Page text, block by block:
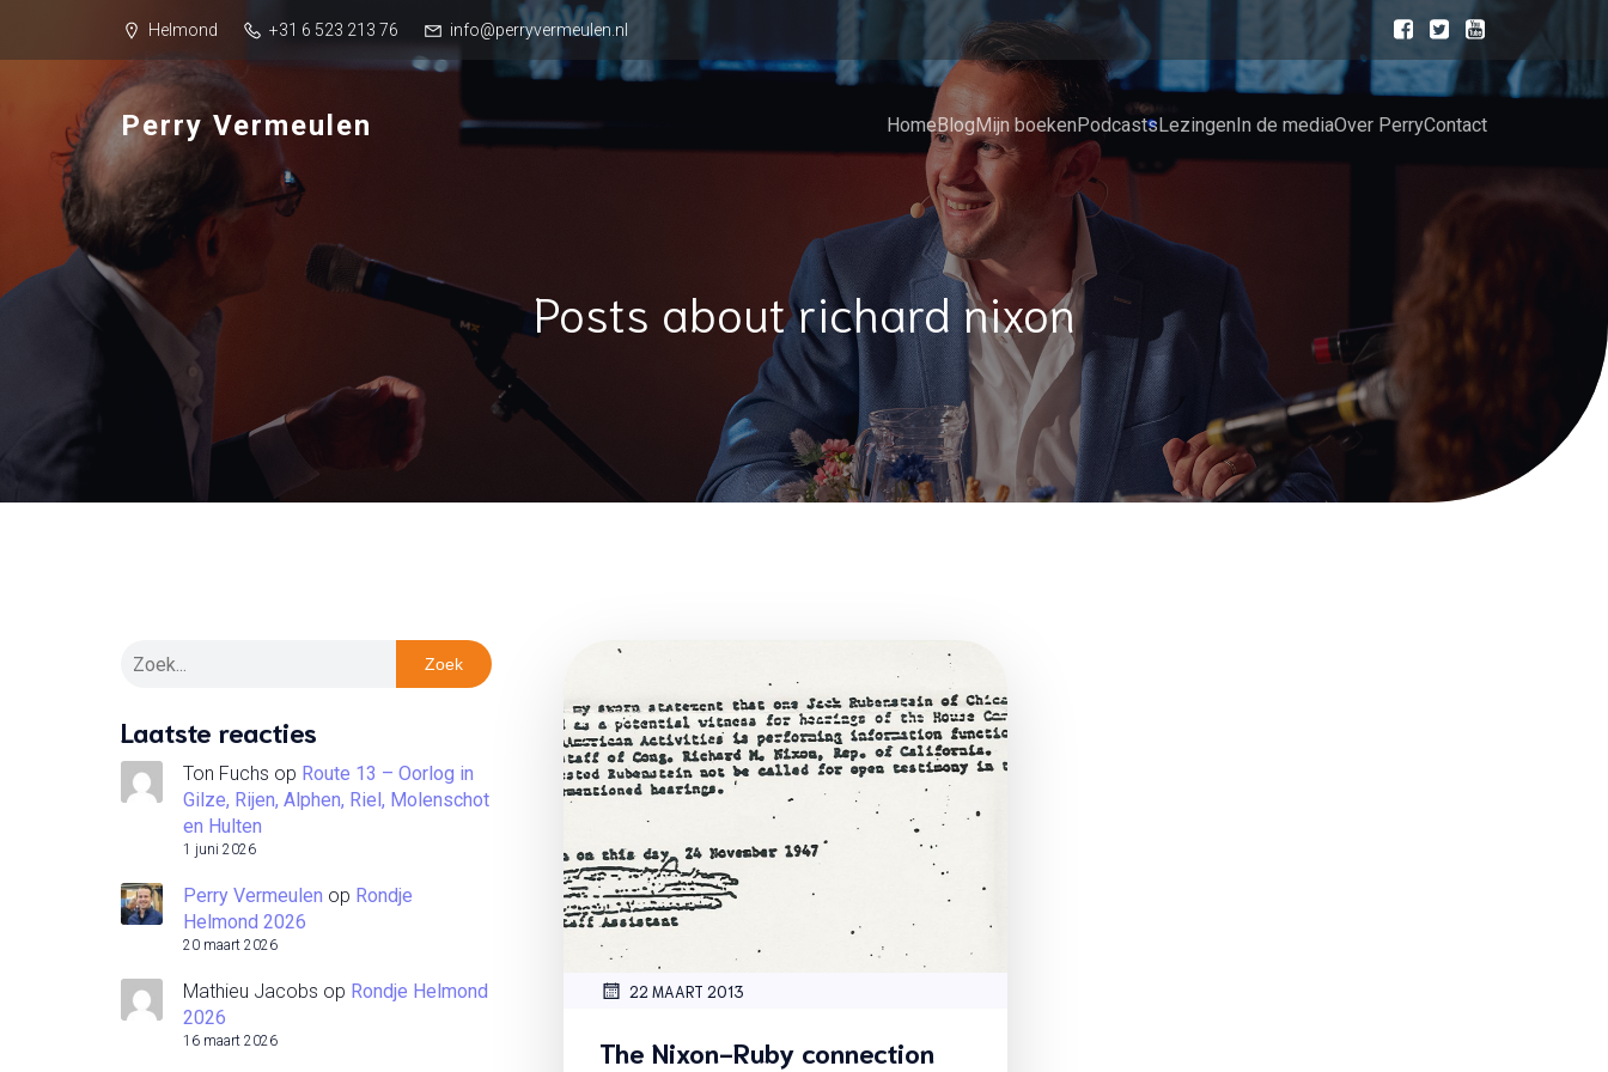
Helmond +31 6 523 213 76 info@perryvermeulen.nl
Perry Vermeulen HomeBlogMijn boekenPodcastsLezingenIn de mediaOver PerryContact
Posts about richard nixon
Zoek
Laatste reacties
Ton Fuchs op Route 13 – Oorlog in
Gilze, Rijen, Alphen, Riel, Molenschot
en Hulten
1 juni 2026
Perry Vermeulen op Rondje
Helmond 2026
20 maart 2026
Mathieu Jacobs op Rondje Helmond
2026
16 maart 2026
22 MAART 2013
The Nixon-Ruby connection